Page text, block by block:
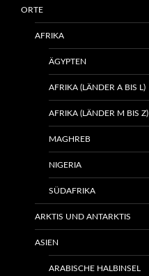
ORTE
AFRIKA
ÄGYPTEN
AFRIKA (LÄNDER A BIS L)
AFRIKA (LÄNDER M BIS Z)
MAGHREB
NIGERIA
SÜDAFRIKA
ARKTIS UND ANTARKTIS
ASIEN
ARABISCHE HALBINSEL